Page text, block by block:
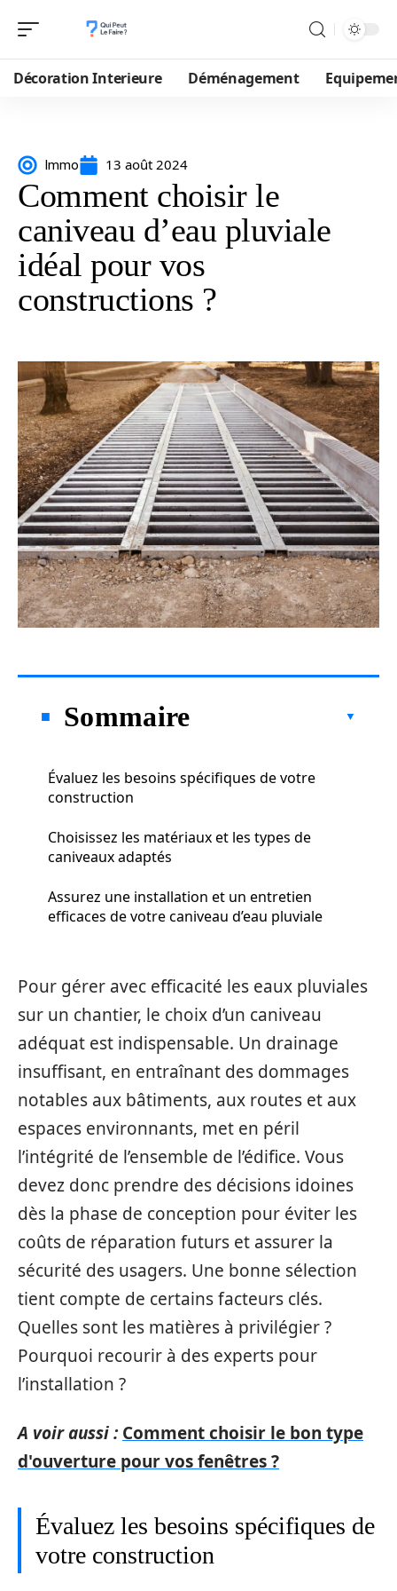
Décoration Interieure Déménagement
Immo 13 août 2024
Comment choisir le
caniveau d’eau pluviale
idéal pour vos
constructions ?
Sommaire
Évaluez les besoins spécifiques de votre
construction
Choisissez les matériaux et les types de
caniveaux adaptés
Assurez une installation et un entretien
efficaces de votre caniveau d’eau pluviale
Pour gérer avec efficacité les eaux pluviales
sur un chantier, le choix d’un caniveau
adéquat est indispensable. Un drainage
insuffisant, en entraînant des dommages
notables aux bâtiments, aux routes et aux
espaces environnants, met en péril
l’intégrité de l’ensemble de l’édifice. Vous
devez donc prendre des décisions idoines
dès la phase de conception pour éviter les
coûts de réparation futurs et assurer la
sécurité des usagers. Une bonne sélection
tient compte de certains facteurs clés.
Quelles sont les matières à privilégier ?
Pourquoi recourir à des experts pour
l’installation ?
A voir aussi : Comment choisir le bon type
d'ouverture pour vos fenêtres ?
Évaluez les besoins spécifiques de
votre construction